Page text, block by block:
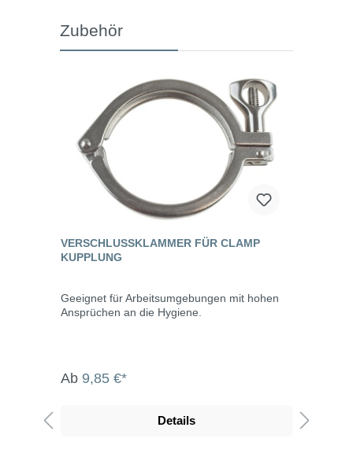
Zubehör
VERSCHLUSSKLAMMER FÜR CLAMP
KUPPLUNG
Geeignet für Arbeitsumgebungen mit hohen
Ansprüchen an die Hygiene.
Ab 9,85 €*
Details